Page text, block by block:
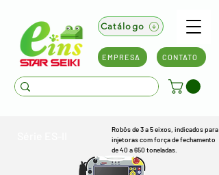
Catálogo
EMPRESA CONTATO
Robôs de 3 a 5 eixos, indicados para
injetoras com força de fechamento
de 40 a 650 toneladas.